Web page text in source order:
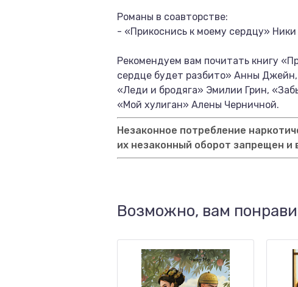
Романы в соавторстве:
- «Прикоснись к моему сердцу»
Рекомендуем вам почитать книгу
сердце будет разбито» Анны
«Леди и бродяга» Эмилии Грин,
«Мой хулиган» Алены Черничной.
Незаконное потребление
их незаконный оборот запрещен и
Возможно, вам